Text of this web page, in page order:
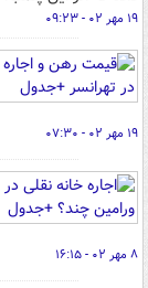
۱۹ مهر ۰۲ - ۰۹:۲۳
۱۹ مهر ۰۲ - ۰۷:۳۰
۸ مهر ۰۲ - ۱۶:۱۵